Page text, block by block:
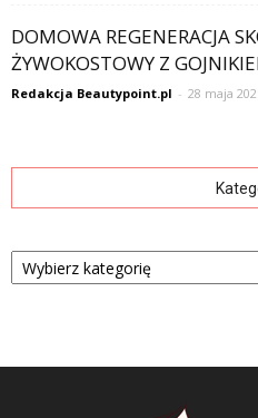
DOMOWA REGENERACJA
ŻYWOKOSTOWY Z
Redakcja Beautypoint.pl - 28 maja
Kategorie